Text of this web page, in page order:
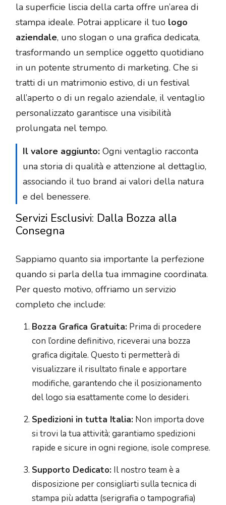
la superficie liscia della carta offre un’area di
stampa ideale. Potrai applicare il tuo logo
aziendale, uno slogan o una grafica dedicata,
trasformando un semplice oggetto quotidiano
in un potente strumento di marketing. Che si
tratti di un matrimonio estivo, di un festival
all’aperto o di un regalo aziendale, il ventaglio
personalizzato garantisce una visibilità
prolungata nel tempo.
Il valore aggiunto: Ogni ventaglio racconta
una storia di qualità e attenzione al dettaglio,
associando il tuo brand ai valori della natura
e del benessere.
Servizi Esclusivi: Dalla Bozza alla
Consegna
Sappiamo quanto sia importante la perfezione
quando si parla della tua immagine coordinata.
Per questo motivo, offriamo un servizio
completo che include:
Bozza Grafica Gratuita: Prima di procedere
con l’ordine definitivo, riceverai una bozza
grafica digitale. Questo ti permetterà di
visualizzare il risultato finale e apportare
modifiche, garantendo che il posizionamento
del logo sia esattamente come lo desideri.
Spedizioni in tutta Italia: Non importa dove
si trovi la tua attività; garantiamo spedizioni
rapide e sicure in ogni regione, isole comprese.
Supporto Dedicato: Il nostro team è a
disposizione per consigliarti sulla tecnica di
stampa più adatta (serigrafia o tampografia)